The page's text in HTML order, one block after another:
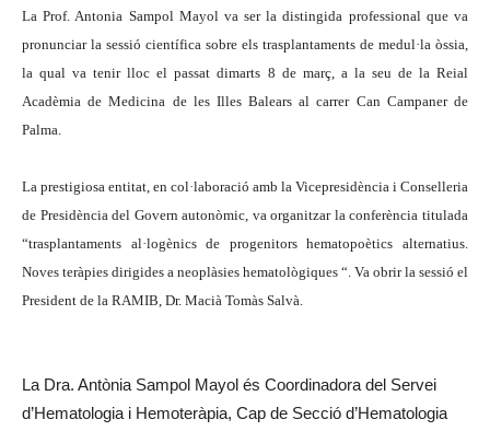
La Prof. Antonia Sampol Mayol va ser la distingida professional que va
pronunciar la sessió científica sobre els trasplantaments de medul·la òssia,
la qual va tenir lloc el passat dimarts 8 de març, a la seu de la Reial
Acadèmia de Medicina de les Illes Balears al carrer Can Campaner de
Palma.
La prestigiosa entitat, en col·laboració amb la Vicepresidència i Conselleria
de Presidència del Govern autonòmic, va organitzar la conferència titulada
“trasplantaments al·logènics de progenitors hematopoètics alternatius.
Noves teràpies dirigides a neoplàsies hematològiques “. Va obrir la sessió el
President de la RAMIB, Dr. Macià Tomàs Salvà.
La Dra. Antònia Sampol Mayol és Coordinadora del Servei
d’Hematologia i Hemoteràpia, Cap de Secció d’Hematologia